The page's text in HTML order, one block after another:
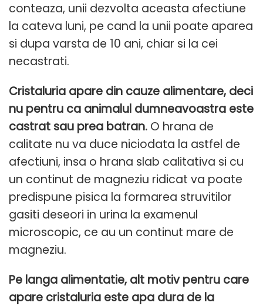
conteaza, unii dezvolta aceasta afectiune
la cateva luni, pe cand la unii poate aparea
si dupa varsta de 10 ani, chiar si la cei
necastrati.
Cristaluria apare din cauze alimentare, deci
nu pentru ca animalul dumneavoastra este
castrat sau prea batran. O hrana de
calitate nu va duce niciodata la astfel de
afectiuni, insa o hrana slab calitativa si cu
un continut de magneziu ridicat va poate
predispune pisica la formarea struvitilor
gasiti deseori in urina la examenul
microscopic, ce au un continut mare de
magneziu.
Pe langa alimentatie, alt motiv pentru care
apare cristaluria este apa dura de la